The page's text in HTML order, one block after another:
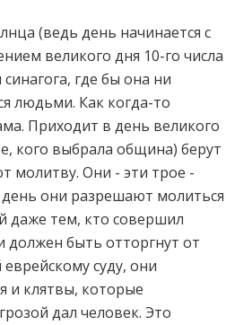
(ведь день начинается с
великого дня 10-го числа
где бы она ни
людьми. Как когда-то
Приходит в день великого
кого выбрала община) берут
молитву. Они - эти трое -
день они разрешают молиться
даже тем, кто совершил
должен быть отторгнут от
суду, они
и клятвы, которые
дал человек. Это